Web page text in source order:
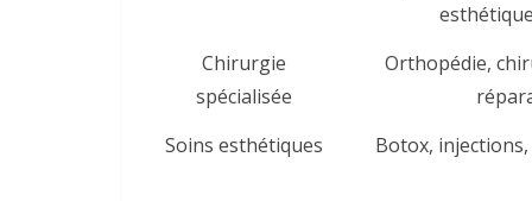
Chirurgie
spécialisée
Orthopédie,
Soins esthétiques
Botox,